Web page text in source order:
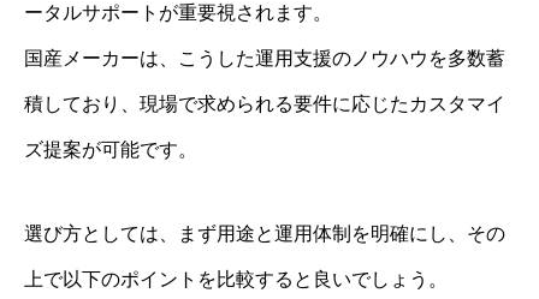
ータルサポートが重要視されます。
国産メーカーは、こうした運用支援のノウハウを多数蓄
積しており、現場で求められる要件に応じたカスタマイ
ズ提案が可能です。
選び方としては、まず用途と運用体制を明確にし、その
上で以下のポイントを比較すると良いでしょう。